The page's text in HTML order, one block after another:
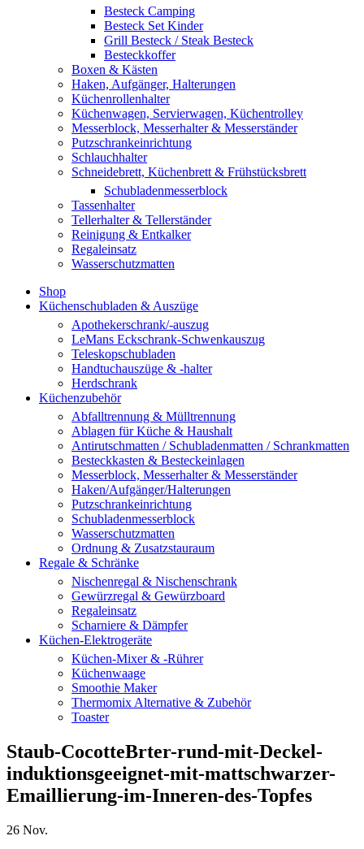
Besteck Camping
Besteck Set Kinder
Grill Besteck / Steak Besteck
Besteckkoffer
Boxen & Kästen
Haken, Aufgänger, Halterungen
Küchenrollenhalter
Küchenwagen, Servierwagen, Küchentrolley
Messerblock, Messerhalter & Messerständer
Putzschrankeinrichtung
Schlauchhalter
Schneidebrett, Küchenbrett & Frühstücksbrett
Schubladenmesserblock
Tassenhalter
Tellerhalter & Tellerständer
Reinigung & Entkalker
Regaleinsatz
Wasserschutzmatten
Shop
Küchenschubladen & Auszüge
Apothekerschrank/-auszug
LeMans Eckschrank-Schwenkauszug
Teleskopschubladen
Handtuchauszüge & -halter
Herdschrank
Küchenzubehör
Abfalltrennung & Mülltrennung
Ablagen für Küche & Haushalt
Antirutschmatten / Schubladenmatten / Schrankmatten
Besteckkasten & Besteckeinlagen
Messerblock, Messerhalter & Messerständer
Haken/Aufgänger/Halterungen
Putzschrankeinrichtung
Schubladenmesserblock
Wasserschutzmatten
Ordnung & Zusatzstauraum
Regale & Schränke
Nischenregal & Nischenschrank
Gewürzregal & Gewürzboard
Regaleinsatz
Scharniere & Dämpfer
Küchen-Elektrogeräte
Küchen-Mixer & -Rührer
Küchenwaage
Smoothie Maker
Thermomix Alternative & Zubehör
Toaster
Staub-CocotteBrter-rund-mit-Deckel-
induktionsgeeignet-mit-mattschwarzer-
Emaillierung-im-Inneren-des-Topfes
26 Nov.